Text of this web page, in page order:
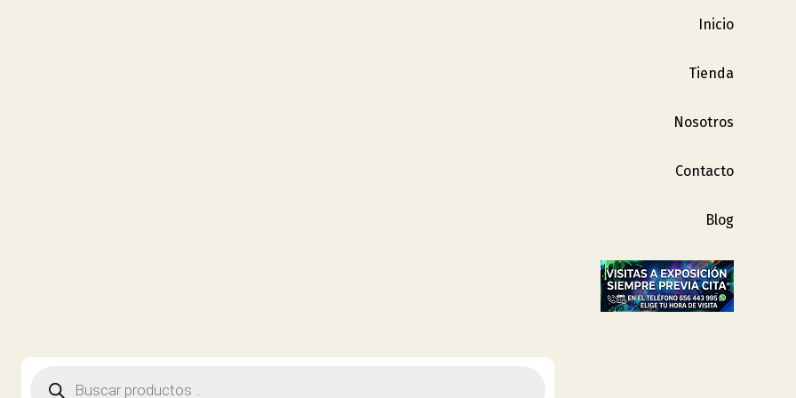
Inicio
Tienda
Nosotros
Contacto
Blog